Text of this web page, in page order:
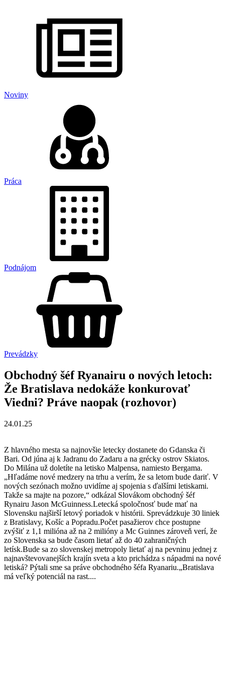
Noviny
Práca
Podnájom
Prevádzky
Obchodný šéf Ryanairu o nových letoch:
Že Bratislava nedokáže konkurovať
Viedni? Práve naopak (rozhovor)
24.01.25
Z hlavného mesta sa najnovšie letecky dostanete do Gdanska či
Bari. Od júna aj k Jadranu do Zadaru a na grécky ostrov Skiatos.
Do Milána už doletíte na letisko Malpensa, namiesto Bergama.
„Hľadáme nové medzery na trhu a verím, že sa letom bude dariť. V
nových sezónach možno uvidíme aj spojenia s ďalšími letiskami.
Takže sa majte na pozore,“ odkázal Slovákom obchodný šéf
Rynairu Jason McGuinness.Letecká spoločnosť bude mať na
Slovensku najširší letový poriadok v histórii. Sprevádzkuje 30 liniek
z Bratislavy, Košíc a Popradu.Počet pasažierov chce postupne
zvýšiť z 1,1 milióna až na 2 milióny a Mc Guinnes zároveň verí, že
zo Slovenska sa bude časom lietať až do 40 zahraničných
letísk.Bude sa zo slovenskej metropoly lietať aj na pevninu jednej z
najnavštevovanejších krajín sveta a kto prichádza s nápadmi na nové
letiská? Pýtali sme sa práve obchodného šéfa Ryanariu.„Bratislava
má veľký potenciál na rast....